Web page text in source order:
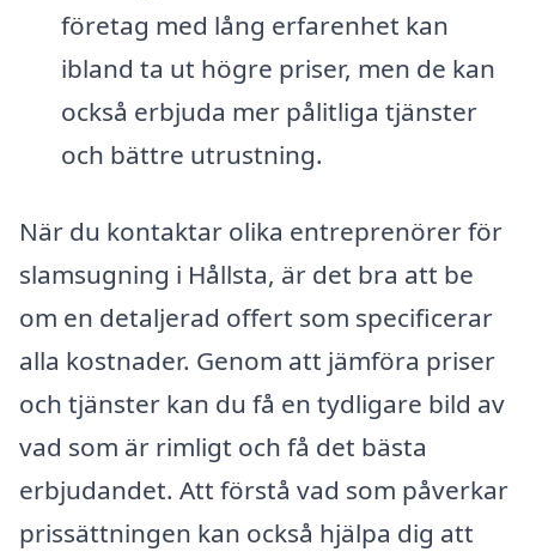
företag med lång erfarenhet kan
ibland ta ut högre priser, men de kan
också erbjuda mer pålitliga tjänster
och bättre utrustning.
När du kontaktar olika entreprenörer för
slamsugning i Hållsta, är det bra att be
om en detaljerad offert som specificerar
alla kostnader. Genom att jämföra priser
och tjänster kan du få en tydligare bild av
vad som är rimligt och få det bästa
erbjudandet. Att förstå vad som påverkar
prissättningen kan också hjälpa dig att